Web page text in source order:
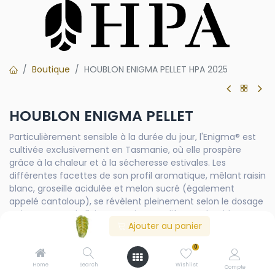
Ajouter au panier
Home Search
0
Wishlist Compte
Boutique HOUBLON ENIGMA PELLET HPA 2025
HOUBLON ENIGMA PELLET
Particulièrement sensible à la durée du jour, l'Enigma® est
cultivée exclusivement en Tasmanie, où elle prospère
grâce à la chaleur et à la sécheresse estivales. Les
différentes facettes de son profil aromatique, mêlant raisin
blanc, groseille acidulée et melon sucré (également
appelé cantaloup), se révèlent pleinement selon le dosage
et le moment de l'ajout. Un ajout tardif ou un houblonnage
à cru intensifient les saveurs et les arômes. On la retrouve
dans certaines bières remarquables, dont la Single Fin de
Gage Road, l'Australian Pale Ale de Felons et l'Inspired Lines
de Monkish.